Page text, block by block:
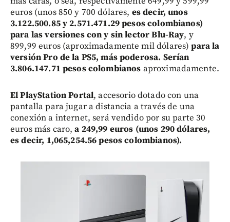
euros (unos 850 y 700 dólares, es decir, unos
3.122.500.85 y 2.571.471.29 pesos colombianos)
para las versiones con y sin lector Blu-Ray, y
899,99 euros (aproximadamente mil dólares)para la
versión Pro de la PS5, más poderosa. Serían
3.806.147.71 pesos colombianos aproximadamente.
El PlayStation Portal, accesorio dotado con una
pantalla para jugar a distancia a través de una
conexión a internet, será vendido por su parte 30
euros más caro,a 249,99 euros (unos 290 dólares,
es decir, 1,065,254.56 pesos colombianos).